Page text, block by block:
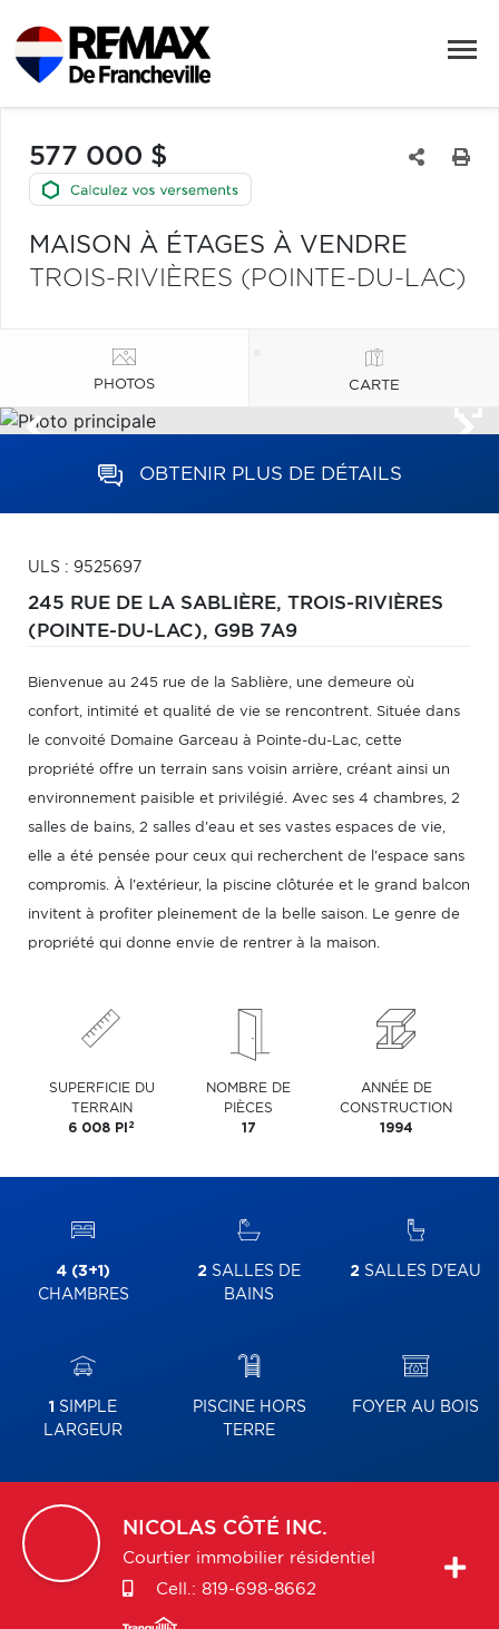
577 000 $
MAISON À ÉTAGES À VENDRE
TROIS-RIVIÈRES (POINTE-DU-LAC)
PHOTOS CARTE
OBTENIR PLUS DE DÉTAILS
ULS : 9525697
245 RUE DE LA SABLIÈRE, TROIS-RIVIÈRES
(POINTE-DU-LAC), G9B 7A9
Bienvenue au 245 rue de la Sablière, une demeure où
confort, intimité et qualité de vie se rencontrent. Située dans
le convoité Domaine Garceau à Pointe-du-Lac, cette
propriété offre un terrain sans voisin arrière, créant ainsi un
environnement paisible et privilégié. Avec ses 4 chambres, 2
salles de bains, 2 salles d'eau et ses vastes espaces de vie,
elle a été pensée pour ceux qui recherchent de l'espace sans
compromis. À l'extérieur, la piscine clôturée et le grand balcon
invitent à profiter pleinement de la belle saison. Le genre de
propriété qui donne envie de rentrer à la maison.
SUPERFICIE DU
TERRAIN
6 008 PI 2
NOMBRE DE
PIÈCES
17
ANNÉE DE
CONSTRUCTION
1994
4 (3+1)
CHAMBRES
2 SALLES DE
BAINS
2 SALLES D'EAU
1 SIMPLE
LARGEUR
PISCINE HORS
TERRE
FOYER AU BOIS
NICOLAS CÔTÉ INC.
Courtier immobilier résidentiel
Cell.: 819-698-8662